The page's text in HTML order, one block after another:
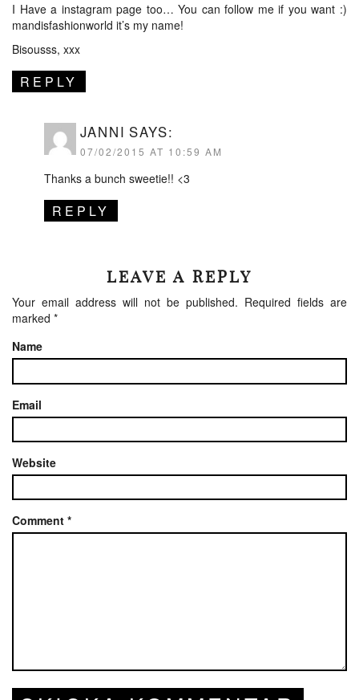
I Have a instagram page too… You can follow me if you want :)
mandisfashionworld it’s my name!
Bisousss, xxx
REPLY
JANNI SAYS:
07/02/2015 AT 10:59 AM
Thanks a bunch sweetie!! <3
REPLY
LEAVE A REPLY
Your email address will not be published. Required fields are
marked *
Name
Email
Website
Comment *